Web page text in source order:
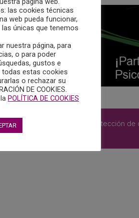
Compromiso con la protección
de la Información
las cookies técnicas
web pueda funcionar,
únicas que tenemos
nuestra página, para
o para poder
gustos e
todas estas cookies
o rechazar su
DE COOKIES.
POLÍTICA DE COOKIES